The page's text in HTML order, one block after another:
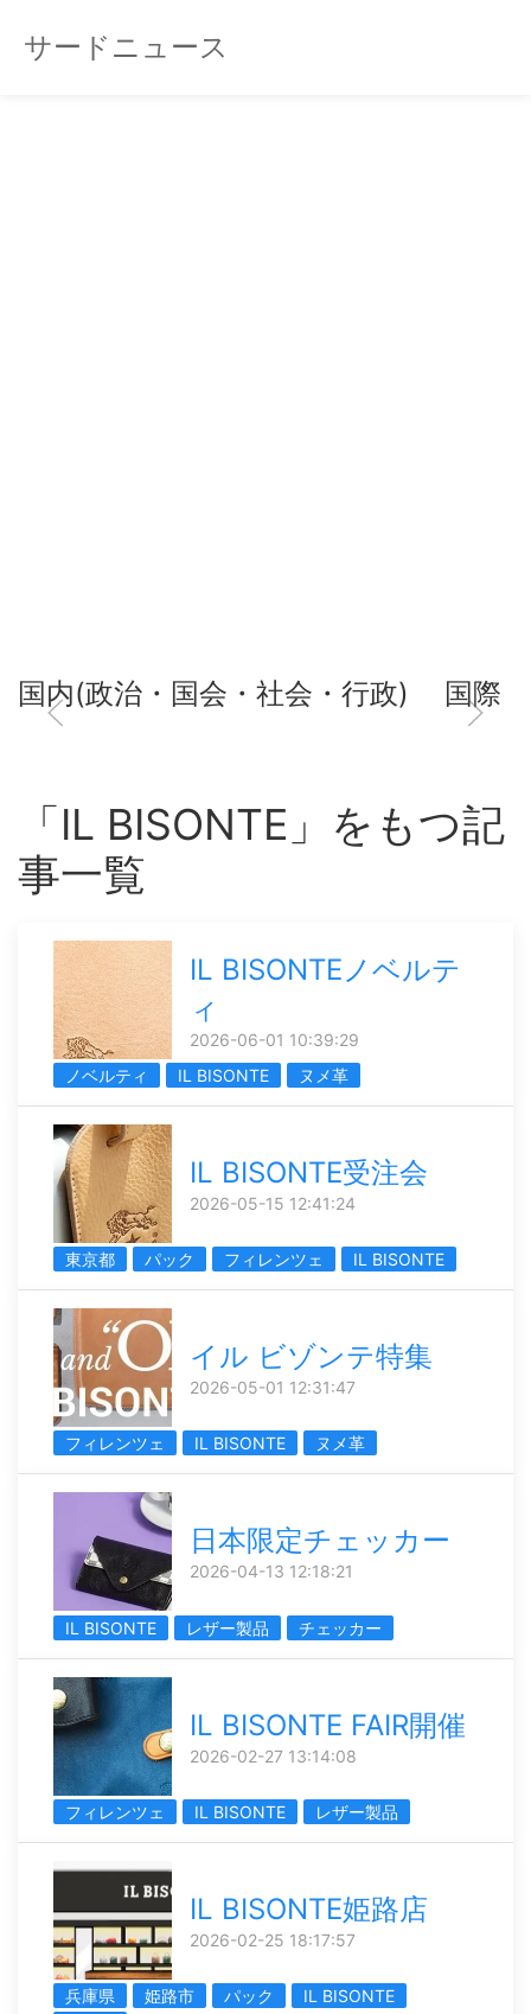
サードニュース
国内(政治・国会・社会・行政) 国際
「IL BISONTE」をもつ記
事一覧
IL BISONTEノベルテ
ィ
2026-06-01 10:39:29
ノベルティ
IL BISONTE ヌメ革
IL BISONTE受注会
2026-05-15 12:41:24
東京都 パック フィレンツェ IL BISONTE
イル ビゾンテ特集
2026-05-01 12:31:47
フィレンツェ IL BISONTE ヌメ革
日本限定チェッカー
2026-04-13 12:18:21
IL BISONTE レザー製品 チェッカー
IL BISONTE FAIR開催
2026-02-27 13:14:08
フィレンツェ IL BISONTE レザー製品
IL BISONTE姫路店
2026-02-25 18:17:57
兵庫県 姫路市 パック
IL BISONTE